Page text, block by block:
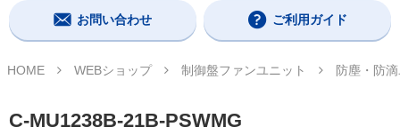
お問い合わせ ご利用ガイド
HOME WEBショップ 制御盤ファンユニット 防塵・防
C-MU1238B-21B-PSWMG